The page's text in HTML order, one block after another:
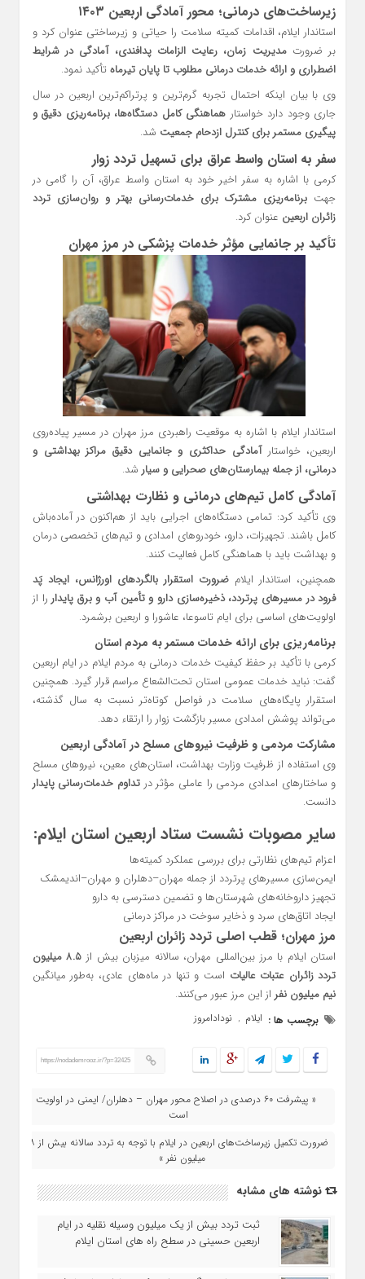
زیرساخت‌های درمانی؛ محور آمادگی اربعین ۱۴۰۳
استاندار ایلام، اقدامات کمیته سلامت را حیاتی و زیرساختی عنوان کرد و
بر ضرورتمدیریت زمان، رعایت الزامات پدافندی، آمادگی در شرایط
اضطراری و ارائه خدمات درمانی مطلوب تا پایان تیرماهتأکید نمود.
وی با بیان اینکه احتمال تجربه گرم‌ترین و پرتراکم‌ترین اربعین در سال
جاری وجود دارد خواستار هماهنگی کامل دستگاه‌ها، برنامه‌ریزی دقیق و
پیگیری مستمر برای کنترل ازدحام جمعیت شد.
سفر به استان واسط عراق برای تسهیل تردد زوار
کرمی با اشاره به سفر اخیر خود به استان واسط عراق، آن را گامی در
جهت برنامه‌ریزی مشترک برای خدمات‌رسانی بهتر و روان‌سازی تردد
زائران اربعین عنوان کرد.
تأکید بر جانمایی مؤثر خدمات پزشکی در مرز مهران
استاندار ایلام با اشاره به موقعیت راهبردی مرز مهران در مسیر پیاده‌روی
اربعین، خواستارآمادگی حداکثری و جانمایی دقیق مراکز بهداشتی و
درمانی، از جمله بیمارستان‌های صحرایی و سیارشد.
آمادگی کامل تیم‌های درمانی و نظارت بهداشتی
وی تأکید کرد: تمامی دستگاه‌های اجرایی باید از هم‌اکنون در آماده‌باش
کامل باشند. تجهیزات، دارو، خودروهای امدادی و تیم‌های تخصصی درمان
و بهداشت باید با هماهنگی کامل فعالیت کنند.
همچنین، استاندار ایلام ضرورت استقرار بالگردهای اورژانس، ایجاد پَد
فرود در مسیرهای پرتردد، ذخیره‌سازی دارو و تأمین آب و برق پایداررا از
اولویت‌های اساسی برای ایام تاسوعا، عاشورا و اربعین برشمرد.
برنامه‌ریزی برای ارائه خدمات مستمر به مردم استان
کرمی با تأکید بر حفظ کیفیت خدمات درمانی به مردم ایلام در ایام اربعین
گفت: نباید خدمات عمومی استان تحت‌الشعاع مراسم قرار گیرد. همچنین
استقرار پایگاه‌های سلامت در فواصل کوتاه‌تر نسبت به سال گذشته،
می‌تواند پوشش امدادی مسیر بازگشت زوار را ارتقاء دهد.
مشارکت مردمی و ظرفیت نیروهای مسلح در آمادگی اربعین
وی استفاده از ظرفیت وزارت بهداشت، استان‌های معین، نیروهای مسلح
و ساختارهای امدادی مردمی را عاملی مؤثر در تداوم خدمات‌رسانی پایدار
دانست.
سایر مصوبات نشست ستاد اربعین استان ایلام:
اعزام تیم‌های نظارتی برای بررسی عملکرد کمیته‌ها
ایمن‌سازی مسیرهای پرتردد از جمله مهران–دهلران و مهران–اندیمشک
تجهیز داروخانه‌های شهرستان‌ها و تضمین دسترسی به دارو
ایجاد اتاق‌های سرد و ذخایر سوخت در مراکز درمانی
مرز مهران؛ قطب اصلی تردد زائران اربعین
استان ایلام با مرز بین‌المللی مهران، سالانه میزبان بیش از
۸.۵ میلیون
تردد زائران عتبات عالیات است و تنها در ماه‌های عادی، به‌طور میانگین
نیم میلیون نفر از این مرز عبور می‌کنند.
برچسب ها : ایلام , نودادامروز
https://nodademrooz.ir/?p=32425
« پیشرفت ۶۰ درصدی در اصلاح محور مهران – دهلران/ ایمنی در اولویت
است
ضرورت تکمیل زیرساخت‌های اربعین در ایلام با توجه به تردد سالانه بیش از ۸
میلیون نفر »
نوشته های مشابه
ثبت تردد بیش از یک میلیون وسیله نقلیه در ایام
اربعین حسینی در سطح راه‌ های استان ایلام